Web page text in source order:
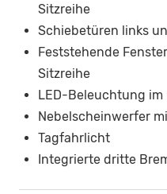
Sitzreihe
Schiebetüren links
Feststehende
Sitzreihe
LED-Beleuchtung im
Nebelscheinwerfer
Tagfahrlicht
Integrierte dritte